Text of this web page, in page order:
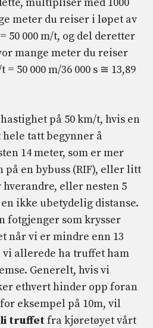
meter du reiser i løpet av
50 000 m/t, og del deretter
mange meter du reiser
50 000 m/36 000 s ≅ 13,89
på 50 km/t, hvis en
tatt begynner å
14 meter, som er mer
en bybuss (RIF), eller litt
eller nesten 5
ikke ubetydelig distanse.
fotgjenger som krysser
når vi er mindre enn 13
allerede ha truffet ham
Generelt, hvis vi
ethvert hinder opp foran
for eksempel på 10m, vil
truffetfra kjøretøyet vårt